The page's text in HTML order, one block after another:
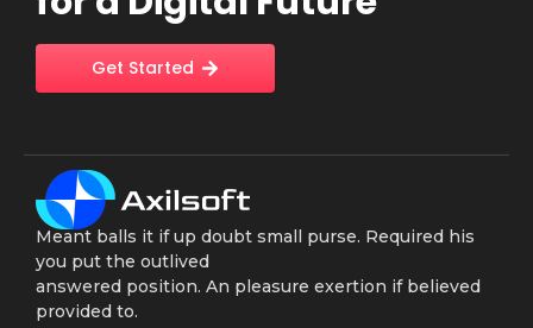
Get Started
Meant balls it if up doubt small purse. Required his
you put the outlived
answered position. An pleasure exertion if believed
provided to.